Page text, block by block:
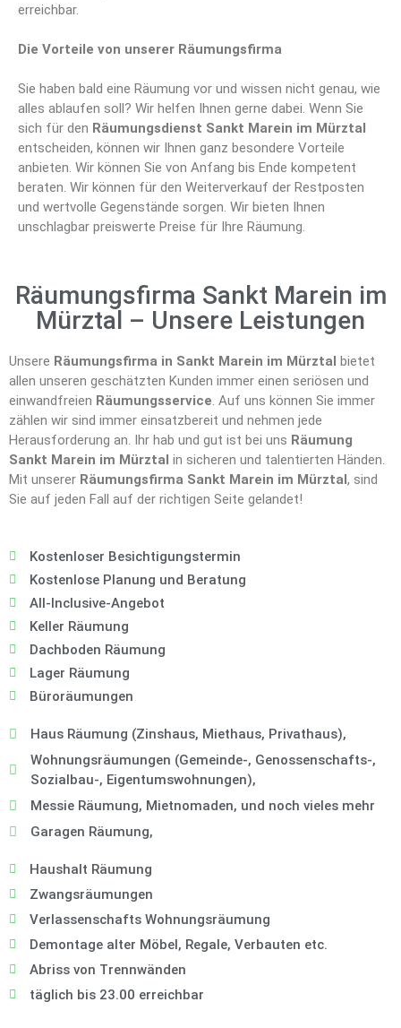
erreichbar.
Die Vorteile von unserer Räumungsfirma
Sie haben bald eine Räumung vor und wissen nicht genau, wie
alles ablaufen soll? Wir helfen Ihnen gerne dabei. Wenn Sie
sich für den Räumungsdienst Sankt Marein im Mürztal
entscheiden, können wir Ihnen ganz besondere Vorteile
anbieten. Wir können Sie von Anfang bis Ende kompetent
beraten. Wir können für den Weiterverkauf der Restposten
und wertvolle Gegenstände sorgen. Wir bieten Ihnen
unschlagbar preiswerte Preise für Ihre Räumung.
Räumungsfirma Sankt Marein im
Mürztal – Unsere Leistungen
Unsere Räumungsfirma in Sankt Marein im Mürztal bietet
allen unseren geschätzten Kunden immer einen seriösen und
einwandfreien Räumungsservice. Auf uns können Sie immer
zählen wir sind immer einsatzbereit und nehmen jede
Herausforderung an. Ihr hab und gut ist bei uns Räumung
Sankt Marein im Mürztal in sicheren und talentierten Händen.
Mit unserer Räumungsfirma Sankt Marein im Mürztal, sind
Sie auf jeden Fall auf der richtigen Seite gelandet!
Kostenloser Besichtigungstermin
Kostenlose Planung und Beratung
All-Inclusive-Angebot
Keller Räumung
Dachboden Räumung
Lager Räumung
Büroräumungen
Haus Räumung (Zinshaus, Miethaus, Privathaus),
Wohnungsräumungen (Gemeinde-, Genossenschafts-,
Sozialbau-, Eigentumswohnungen),
Messie Räumung, Mietnomaden, und noch vieles mehr
Garagen Räumung,
Haushalt Räumung
Zwangsräumungen
Verlassenschafts Wohnungsräumung
Demontage alter Möbel, Regale, Verbauten etc.
Abriss von Trennwänden
täglich bis 23.00 erreichbar